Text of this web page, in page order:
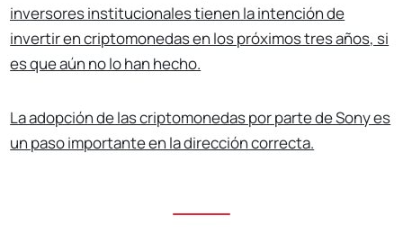
inversores institucionalestienen la intención de
invertir en criptomonedas en los próximos tres años, si
es que aún no lo han hecho.
La adopción de las criptomonedas por parte de Sony es
un paso importante en la dirección correcta.